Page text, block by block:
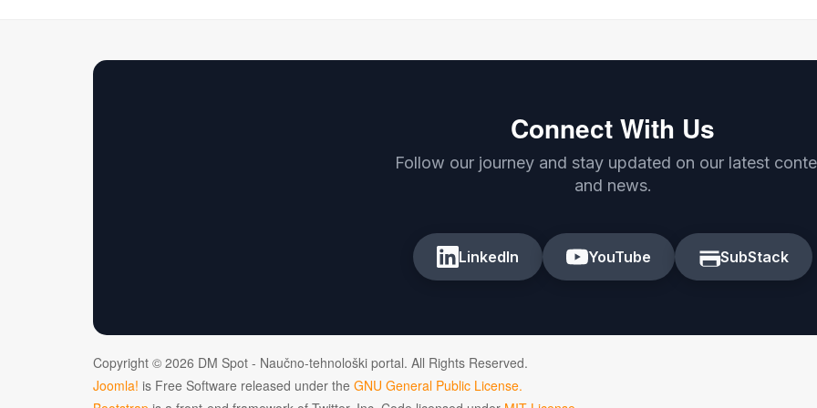
Connect With Us
Follow our journey and stay updated on our latest
and news.
LinkedIn YouTube SubStack
Copyright © 2026 DM Spot - Naučno-tehnološki portal. All Rights Reserved.
Joomla! is Free Software released under the GNU General Public License.